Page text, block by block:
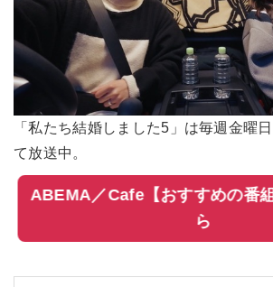
「私たち結婚しました5」は毎週金曜
て放送中。
ABEMA／Cafe【おすすめの番
ら